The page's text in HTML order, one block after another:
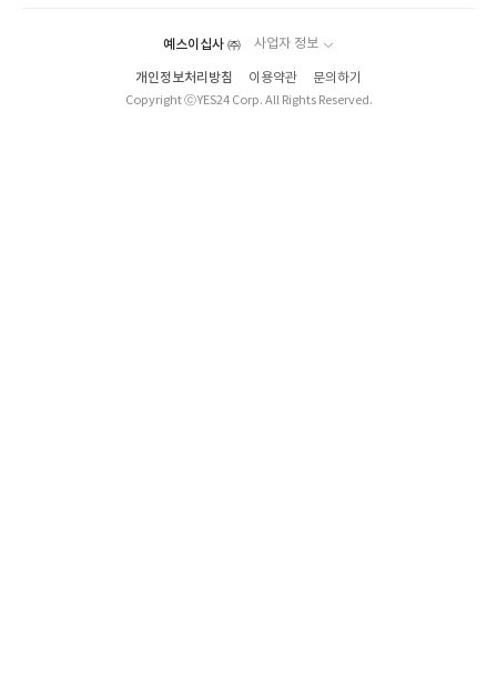
예스이십사 ㈜ 사업자 정보
개인정보처리방침 이용약관
문의하기
Copyright ⓒYES24 Corp. All Rights Reserved.